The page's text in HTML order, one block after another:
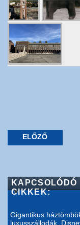
ELŐZŐ
KAPCSOLÓDÓ
CIKKEK:
Gigantikus
luxusszállodák,